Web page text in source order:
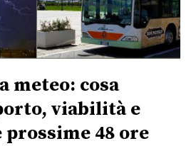
meteo: cosa
viabilità e
48 ore